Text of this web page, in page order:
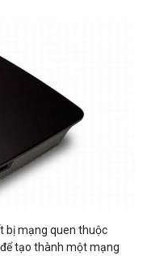
bị mạng quen thuộc
tạo thành một mạng